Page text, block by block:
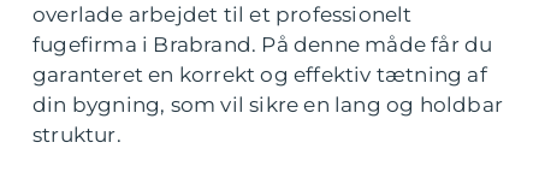
overlade arbejdet til et professionelt
fugefirma i Brabrand. På denne måde får du
garanteret en korrekt og effektiv tætning af
din bygning, som vil sikre en lang og holdbar
struktur.